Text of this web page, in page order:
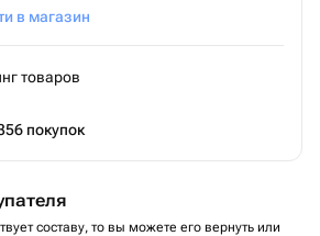
в магазин
товаров
покупок
составу, то вы можете его вернуть или